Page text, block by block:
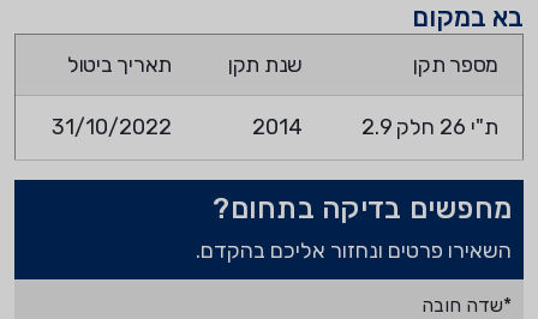
בא במקום
מספר תקן שנת תקן תאריך ביטול
ת"י 26 חלק 2.9 2014
31/10/2022
מחפשים בדיקה בתחום?
השאירו פרטים ונחזור אליכם בהקדם.
*שדה חובה